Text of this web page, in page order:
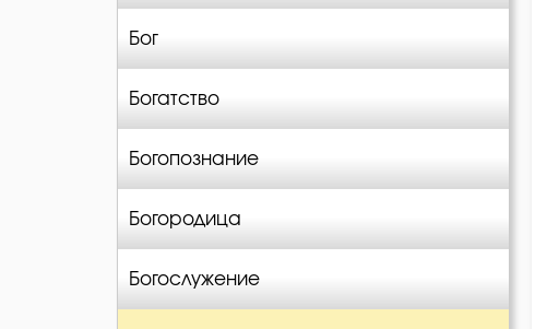
Бог
Богатство
Богопознание
Богородица
Богослужение